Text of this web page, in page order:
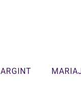
ARGINT